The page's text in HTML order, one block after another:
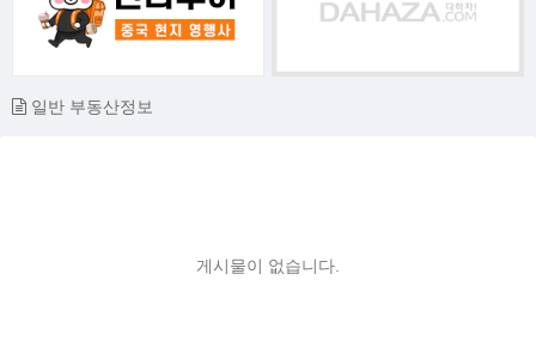
일반 부동산정보
게시물이 없습니다.